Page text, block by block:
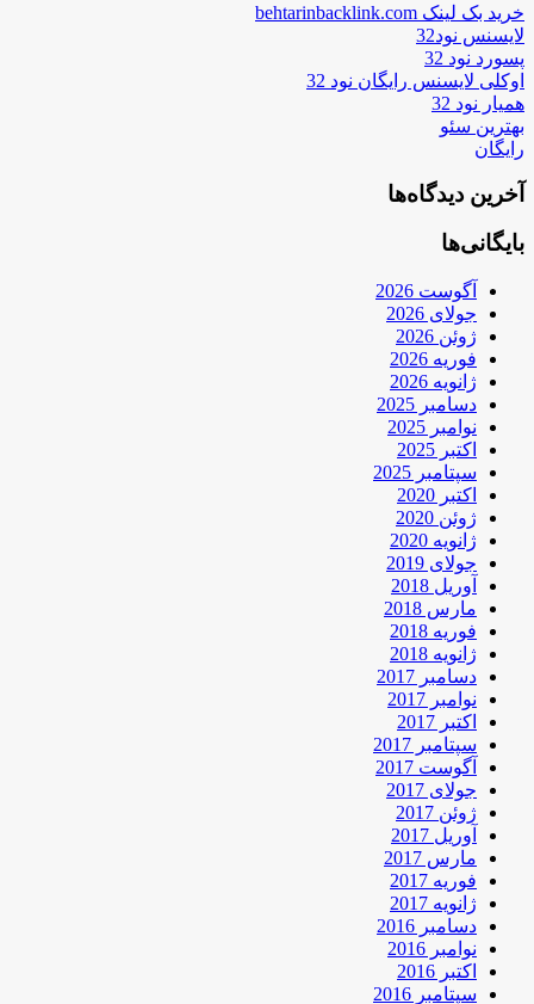
خرید بک لینک behtarinbacklink.com
لایسنس نود32
پسورد نود 32
اوکلی لایسنس رایگان نود 32
همیار نود 32
بهترین سئو
رایگان
آخرین دیدگاه‌ها
بایگانی‌ها
آگوست 2026
جولای 2026
ژوئن 2026
فوریه 2026
ژانویه 2026
دسامبر 2025
نوامبر 2025
اکتبر 2025
سپتامبر 2025
اکتبر 2020
ژوئن 2020
ژانویه 2020
جولای 2019
آوریل 2018
مارس 2018
فوریه 2018
ژانویه 2018
دسامبر 2017
نوامبر 2017
اکتبر 2017
سپتامبر 2017
آگوست 2017
جولای 2017
ژوئن 2017
آوریل 2017
مارس 2017
فوریه 2017
ژانویه 2017
دسامبر 2016
نوامبر 2016
اکتبر 2016
سپتامبر 2016